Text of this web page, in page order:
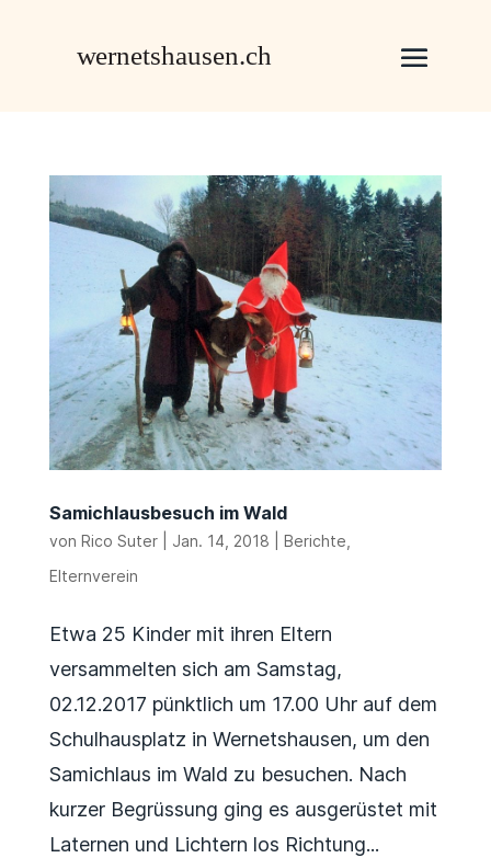
Samichlausbesuch im Wald
von Rico Suter| Jan. 14, 2018 Berichte
Elternverein
Etwa 25 Kinder mit ihren Eltern
versammelten sich am Samstag,
02.12.2017 pünktlich um 17.00 Uhr auf dem
Schulhausplatz in Wernetshausen, um den
Samichlaus im Wald zu besuchen. Nach
kurzer Begrüssung ging es ausgerüstet mit
Laternen und Lichtern los Richtung...